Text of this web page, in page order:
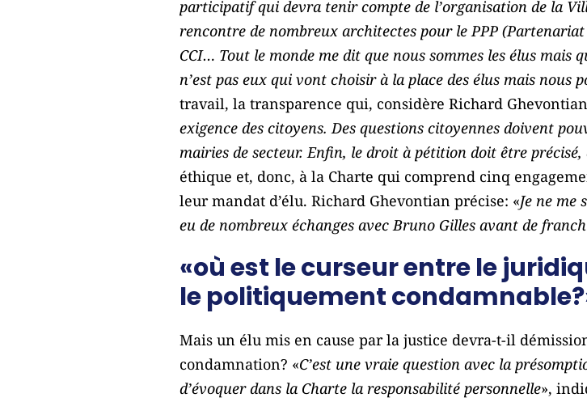
participatif qui devra tenir compte de l’organisation de la
rencontre de nombreux architectes pour le PPP
CCI… Tout le monde me dit que nous sommes les élus mais
n’est pas eux qui vont choisir à la place des élus mais nous
travail, la transparence qui, considère Richard
exigence des citoyens. Des questions citoyennes doivent
mairies de secteur. Enfin, le droit à pétition doit être précisé,
éthique et, donc, à la Charte qui comprend cinq
leur mandat d’élu. Richard Ghevontian précise: «Je ne me
eu de nombreux échanges avec Bruno Gilles avant de
«où est le curseur entre le
le politiquement
Mais un élu mis en cause par la justice devra-t-il
condamnation? «C’est une vraie question avec la
d’évoquer dans la Charte la responsabilité personnelle»,